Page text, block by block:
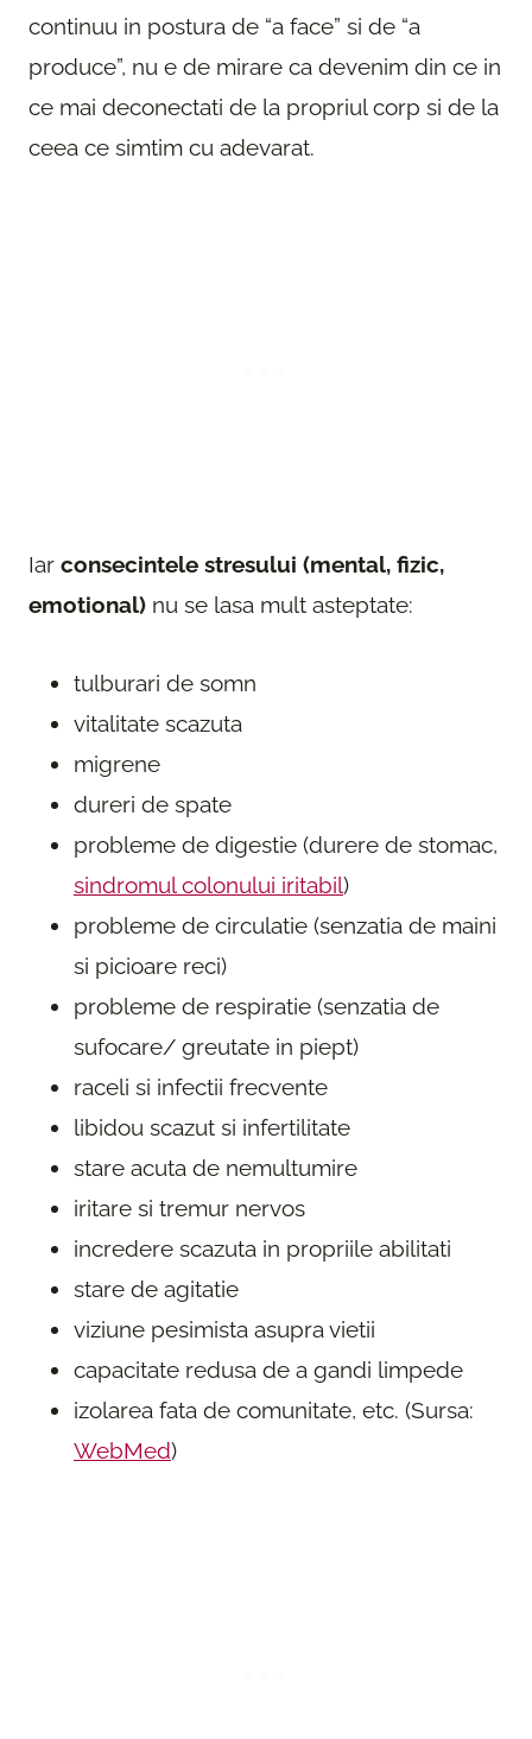
continuu in postura de “a face” si de “a
produce”, nu e de mirare ca devenim din ce in
ce mai deconectati de la propriul corp si de la
ceea ce simtim cu adevarat.
Iar consecintele stresului (mental, fizic,
emotional) nu se lasa mult asteptate:
tulburari de somn
vitalitate scazuta
migrene
dureri de spate
probleme de digestie (durere de stomac,
sindromul colonului iritabil)
probleme de circulatie (senzatia de maini
si picioare reci)
probleme de respiratie (senzatia de
sufocare/ greutate in piept)
raceli si infectii frecvente
libidou scazut si infertilitate
stare acuta de nemultumire
iritare si tremur nervos
incredere scazuta in propriile abilitati
stare de agitatie
viziune pesimista asupra vietii
capacitate redusa de a gandi limpede
izolarea fata de comunitate, etc. (Sursa:
WebMed)